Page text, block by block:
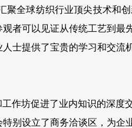
聚全球纺织行业顶尖技术
者可以见证从传统工艺到
士提供了宝贵的学习和交流
作坊促进了业内知识的深
别设立了商务洽谈区，为